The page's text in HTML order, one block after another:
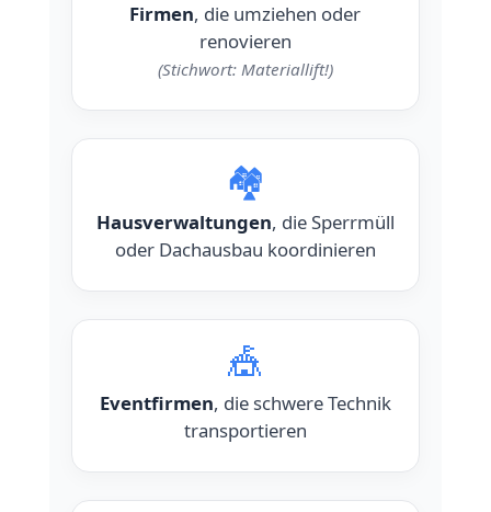
Firmen, die umziehen oder
renovieren
(Stichwort: Materiallift!)
🏘️
Hausverwaltungen, die Sperrmüll
oder Dachausbau koordinieren
🎪
Eventfirmen, die schwere Technik
transportieren